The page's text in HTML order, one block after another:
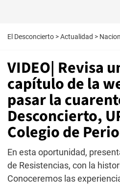
El Desconcierto >Actualidad >
VIDEO| Revisa
capítulo de la
pasar la
Desconcierto,
Colegio de
En esta oportunidad,
de Resistencias, con la
Conoceremos las